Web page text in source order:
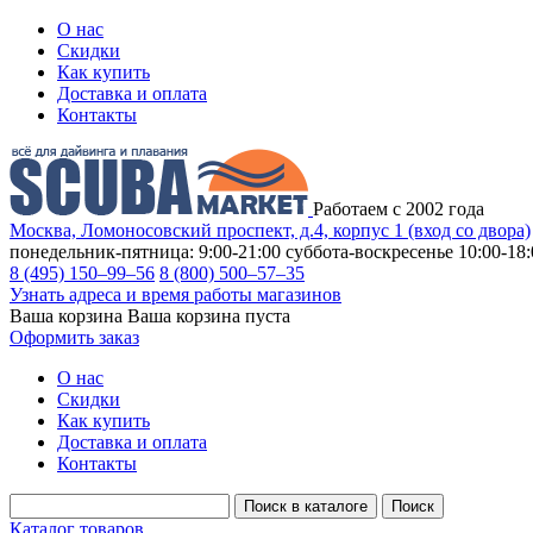
О нас
Скидки
Как купить
Доставка и оплата
Контакты
Работаем с 2002 года
Москва, Ломоносовский проспект, д.4, корпус 1 (вход со двора)
понедельник-пятница: 9:00-21:00 суббота-воскресенье 10:00-
8 (495) 150–99–56 8 (800) 500–57–35
Узнать адреса и время работы магазинов
Ваша корзина Ваша корзина пуста
Оформить заказ
О нас
Скидки
Как купить
Доставка и оплата
Контакты
Каталог товаров